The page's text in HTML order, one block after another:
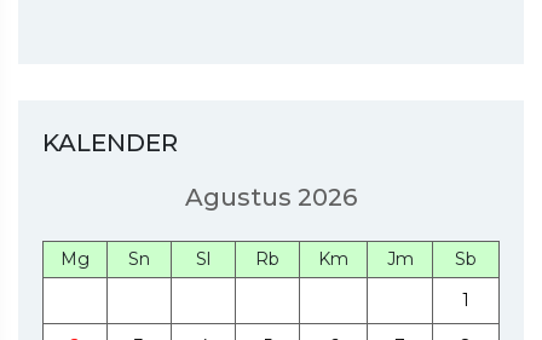
KALENDER
Agustus 2026
Mg Sn Sl Rb Km Jm
Sb
1